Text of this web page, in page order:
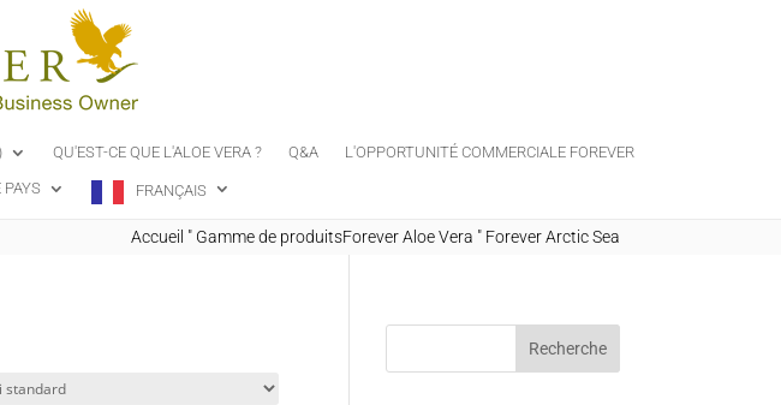
QU'EST-CE QUE L'ALOE VERA ? Q&A
L'OPPORTUNITÉ COMMERCIALE FOREVER
PAYS FRANÇAIS
Accueil " Gamme de produitsForever Aloe Vera " Forever Arctic Sea